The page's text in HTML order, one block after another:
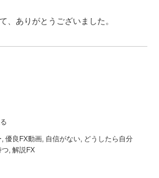
、ありがとうございました。
, 優良FX動画, 自信がない, どうしたら自分
つ, 解説FX